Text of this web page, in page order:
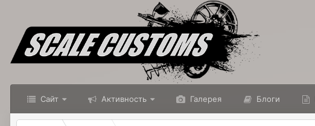
Сайт Активность Галерея Блоги